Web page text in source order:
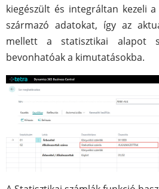
kiegészült és integráltan kezeli
származó adatokat, így az
mellett a statisztikai alapot
bevonhatóak a kimutatásokba.